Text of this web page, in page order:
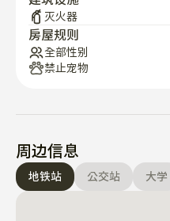
灭火器
房屋规则
全部性别
禁止宠物
周边信息
地铁站 公交站 大学